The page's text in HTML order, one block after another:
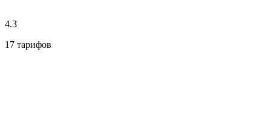
4.3
17 тарифов